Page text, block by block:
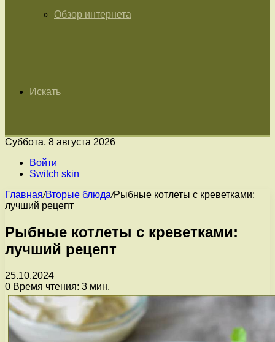
Обзор интернета
Искать
Суббота, 8 августа 2026
Войти
Switch skin
Главная/Вторые блюда/Рыбные котлеты с креветками:
лучший рецепт
Рыбные котлеты с креветками:
лучший рецепт
25.10.2024
0 Время чтения: 3 мин.